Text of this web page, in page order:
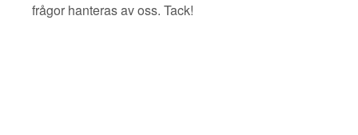
frågor hanteras av oss. Tack!